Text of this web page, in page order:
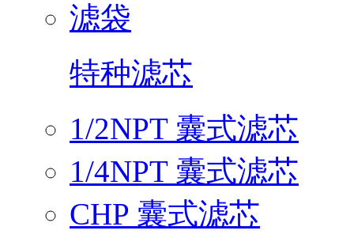
滤袋
特种滤芯
1/2NPT 囊式滤芯
1/4NPT 囊式滤芯
CHP 囊式滤芯